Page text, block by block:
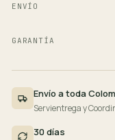
ENVÍO
GARANTÍA
Envío a toda
Servientrega y
30 días